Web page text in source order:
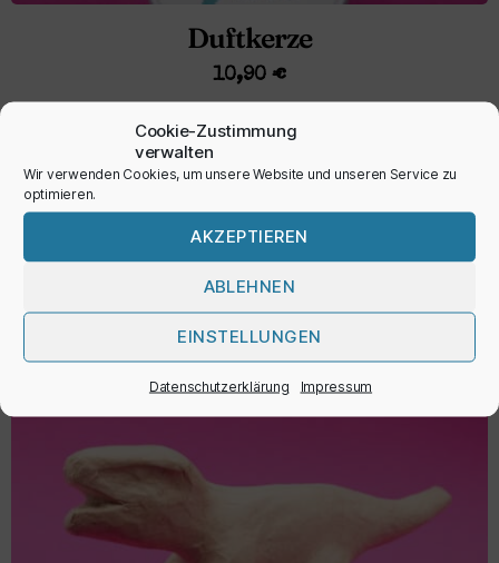
Cookie-Zustimmung
verwalten
Wir verwenden Cookies, um unsere Website und unseren Service zu
optimieren.
AKZEPTIEREN
ABLEHNEN
EINSTELLUNGEN
Datenschutzerklärung Impressum
Duftkerze
10,90 €
inkl. MwSt.